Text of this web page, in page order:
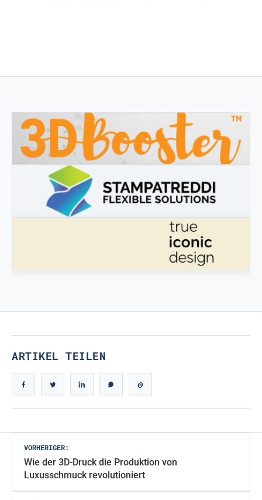
3DBOOSTER
3DBooster - Innovative Produkte für den 3D-Druck
ARTIKEL TEILEN
Beitragsnavigation
VORHERIGER:
Wie der 3D-Druck die Produktion von
Luxusschmuck revolutioniert